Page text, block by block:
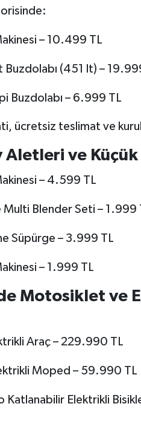
– 10.499 TL
Buzdolabı (451 lt) –
Buzdolabı – 6.999 TL
ücretsiz teslimat ve
Aletleri ve
– 4.599 TL
Multi Blender Seti – 1.999
Süpürge – 3.999 TL
– 1.999 TL
Motosiklet ve
Araç – 229.990 TL
Moped – 59.990 TL
Katlanabilir Elektrikli